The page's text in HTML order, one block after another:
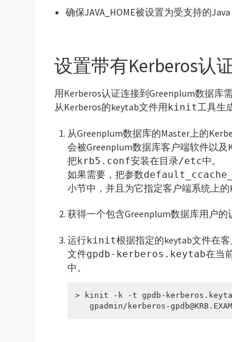
确保JAVA_HOME被设置为受支持的Java
设置带有Kerberos认
用Kerberos认证连接到Greenplum数据
从Kerberos的keytab文件用kinit工具生
从Greenplum数据库的Master上的
会被Greenplum数据库客户端软件以及
把krb5.conf安装在目录/etc中。
如果需要，把参数
小节中，并且为它指定客户端系统上的
获得一个包含Greenplum数据库用户的
运行kinit根据指定的keytab文件在
文件gpdb-kerberos.keytab在当
中。
> kinit -k -t gpdb-
gpadmin/kerberos-